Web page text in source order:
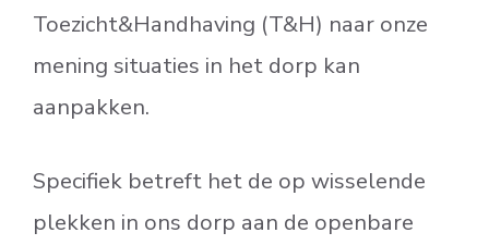
Toezicht&Handhaving (T&H) naar onze
mening situaties in het dorp kan
aanpakken.
Specifiek betreft het de op wisselende
plekken in ons dorp aan de openbare